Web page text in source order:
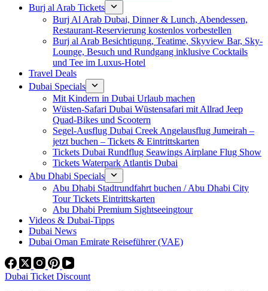
Burj al Arab Tickets
Burj Al Arab Dubai, Dinner & Lunch, Abendessen,
Restaurant-Reservierung kostenlos vorbestellen
Burj al Arab Besichtigung, Teatime, Skyview Bar, Sky-
Lounge, Besuch und Rundgang inklusive Cocktails
und Tee im Luxus-Hotel
Travel Deals
Dubai Specials
Mit Kindern in Dubai Urlaub machen
Wüsten-Safari Dubai Wüstensafari mit Allrad Jeep
Quad-Bikes und Scootern
Segel-Ausflug Dubai Creek Angelausflug Jumeirah –
jetzt buchen – Tickets & Eintrittskarten
Tickets Dubai Rundflug Seawings Airplane Flug Show
Tickets Waterpark Atlantis Dubai
Abu Dhabi Specials
Abu Dhabi Stadtrundfahrt buchen / Abu Dhabi City
Tour Tickets Eintrittskarten
Abu Dhabi Premium Sightseeingtour
Videos & Dubai-Tipps
Dubai News
Dubai Oman Emirate Reiseführer (VAE)
Dubai Ticket Discount